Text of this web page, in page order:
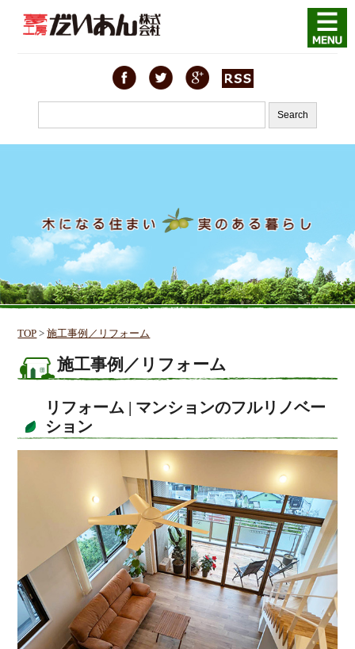
TOP >施工事例／リフォーム
施工事例／リフォーム
リフォーム | マンションのフルリノベー
ション